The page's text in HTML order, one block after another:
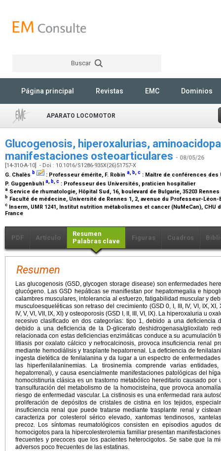
Buscar
Página principal Revistas EMC Dominios
APARATO LOCOMOTOR
Glucogenosis, hiperoxalurias,
manifestaciones osteoarticulares - 08/05/26
[14-310-A-10] - Doi : 10.1016/S1286-935X(26)51757-X
G. Chalès b : Professeur émérite, F. Robin a, b,c : Maître de conférences des
P. Guggenbuhl a b c : Professeur des Universités, praticien hospitalier
a Service de rhumatologie, Hôpital Sud, 16, boulevard de Bulgarie, 35203
b Faculté de médecine, Université de Rennes 1, 2, avenue du Professeur-Léon-
c Inserm, UMR 1241, Institut nutrition métabolismes et cancer (NuMeCan), CHU
France
PDF Artículo
Resumen
Palabras clave
Figuras Cuadros
Resumen
Las glucogenosis (GSD, glycogen storage disease) son enfermedades
glucógeno. Las GSD hepáticas se manifiestan por hepatomegalia e
calambres musculares, intolerancia al esfuerzo, fatigabilidad muscular y
musculoesqueléticas son retraso del crecimiento (GSD 0, I, III, IV, VI, IX,
IV, V, VI, VII, IX, XI) y osteoporosis (GSD I, II, III, VI, IX). La hiperoxaluria u
recesivo clasificado en dos categorías: tipo 1, debido a una deficiencia
debido a una deficiencia de la D-glicerato deshidrogenasa/glioxilato
relacionada con estas deficiencias enzimáticas conduce a su acumulación
litiasis por oxalato cálcico y nefrocalcinosis, provoca insuficiencia renal
mediante hemodiálisis y trasplante hepatorrenal. La deficiencia de
ingesta dietética de fenilalanina y da lugar a un espectro de
las hiperfenilalaninemias. La tirosinemia comprende varias
hepatorrenal), y causa esencialmente manifestaciones patológicas del
homocistinuria clásica es un trastorno metabólico hereditario causado
transulfuración del metabolismo de la homocisteína, que provoca
riesgo de enfermedad vascular. La cistinosis es una enfermedad rara
proliferación de depósitos de cristales de cistina en los tejidos,
insuficiencia renal que puede tratarse mediante trasplante renal y
caracteriza por colesterol sérico elevado, xantomas tendinosos,
precoz. Los síntomas reumatológicos consisten en episodios agudos
homocigotos para la hipercolesterolemia familiar presentan
frecuentes y precoces que los pacientes heterocigotos. Se sabe que la
adversos poco frecuentes de las estatinas.